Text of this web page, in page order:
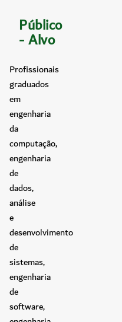
Público
- Alvo
Profissionais
graduados
em
engenharia
da
computação,
engenharia
de
dados,
análise
e
desenvolvimento
de
sistemas,
engenharia
de
software,